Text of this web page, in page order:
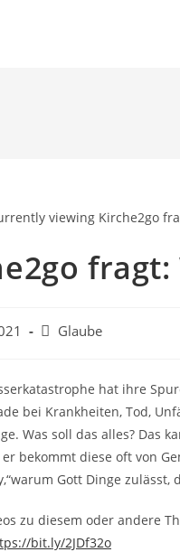
Beitrags-
Glaube
hat ihre
bei Krankheiten, Tod,
Was soll das alles? Das
er bekommt diese oft von
Gott Dinge
zu diesem oder andere
bit.ly/2JDf32o